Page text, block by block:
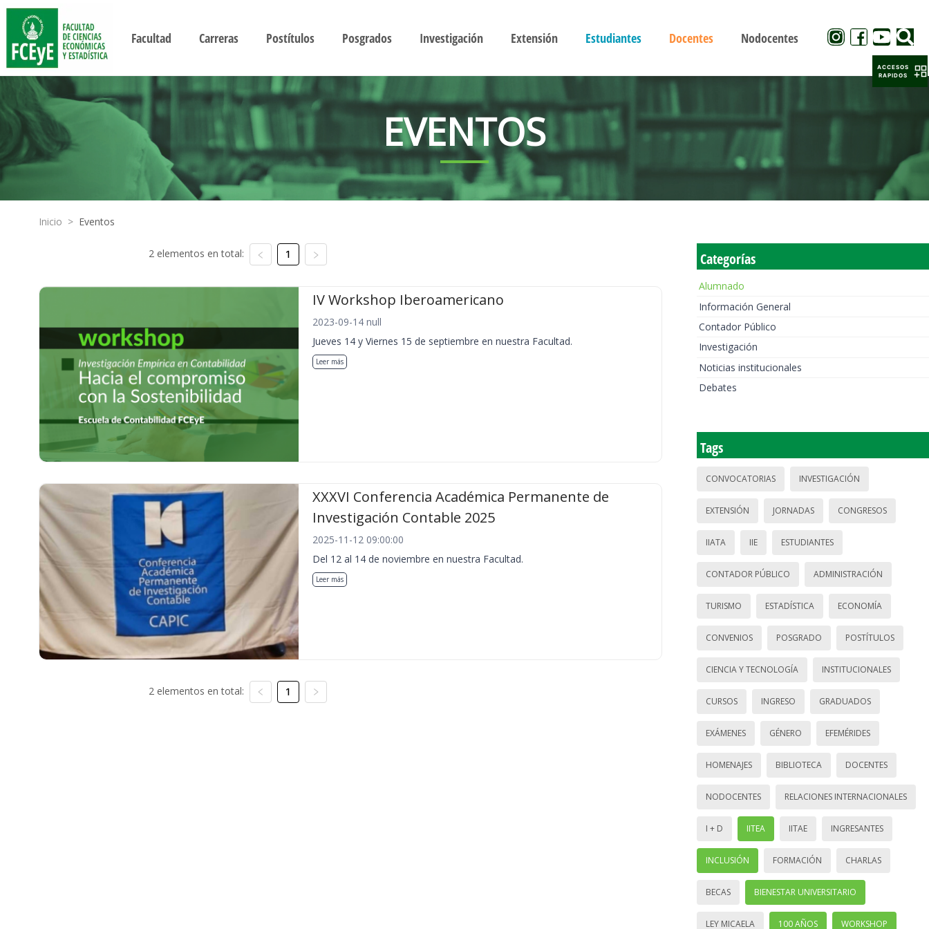
Facultad Carreras Postítulos Posgrados Investigación Extensión Estudiantes Docentes Nodocentes
EVENTOS
Inicio > Eventos
2 elementos en total: 1
IV Workshop Iberoamericano
2023-09-14 null
Jueves 14 y Viernes 15 de septiembre en nuestra Facultad.
Leer más
XXXVI Conferencia Académica Permanente de
Investigación Contable 2025
2025-11-12 09:00:00
Del 12 al 14 de noviembre en nuestra Facultad.
Leer más
2 elementos en total: 1
Categorías
Alumnado
Información General
Contador Público
Investigación
Noticias institucionales
Debates
Tags
CONVOCATORIAS INVESTIGACIÓN
EXTENSIÓN JORNADAS CONGRESOS
IIATA IIE ESTUDIANTES
CONTADOR PÚBLICO ADMINISTRACIÓN
TURISMO ESTADÍSTICA ECONOMÍA
CONVENIOS POSGRADO POSTÍTULOS
CIENCIA Y TECNOLOGÍA INSTITUCIONALES
CURSOS INGRESO GRADUADOS
EXÁMENES GÉNERO EFEMÉRIDES
HOMENAJES BIBLIOTECA DOCENTES
NODOCENTES RELACIONES INTERNACIONALES
I + D IITEA IITAE INGRESANTES
INCLUSIÓN FORMACIÓN CHARLAS
BECAS BIENESTAR UNIVERSITARIO
LEY MICAELA 100 AÑOS WORKSHOP
ACCESOS
RAPIDOS